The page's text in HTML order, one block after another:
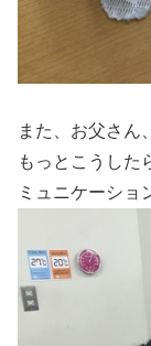
また、お父さん
もっとこうした
ミュニケーショ